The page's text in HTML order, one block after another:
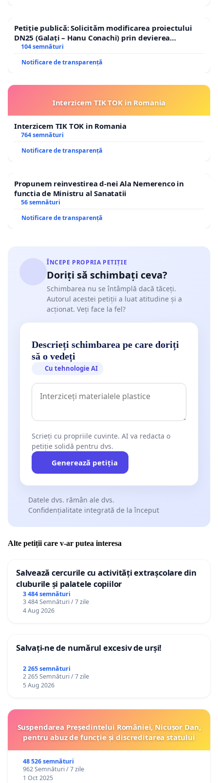
Petiție publică: Solicităm modificarea proiectului
DN25 (Galați – Hanu Conachi) prin devierea
traseului în afara localităților!
104 semnături
Notificare de transparență
Interzicem TIK TOK in Romania
Interzicem TIK TOK in Romania
764 semnături
Notificare de transparență
Propunem reinvestirea d-nei Ala Nemerenco in
functia de Ministru al Sanatatii
56 semnături
Notificare de transparență
ÎNCEPE PROPRIA PETIȚIE
Doriți să schimbați ceva?
Schimbarea nu se întâmplă dacă tăceți.
Autorul acestei petiții a luat atitudine și a
acționat. Veți face la fel?
Descrieți schimbarea pe care doriți
să o vedeți
Cu tehnologie AI
Scrieți cu propriile cuvinte. AI va redacta o
petiție solidă pentru dvs.
Generează petiția
Datele dvs. rămân ale dvs.
Confidențialitate integrată de la început
Alte petiții care v-ar putea interesa
Salvează cercurile cu activități extrașcolare din
cluburile și palatele copiilor
3 484 semnături
3 484 Semnături / 7 zile
4 Aug 2026
Salvați-ne de numărul excesiv de urși!
2 265 semnături
2 265 Semnături / 7 zile
5 Aug 2026
Suspendarea Președintelui României, Nicușor Dan,
pentru abuz de funcție și discreditarea statului
48 526 semnături
962 Semnături / 7 zile
1 Oct 2025